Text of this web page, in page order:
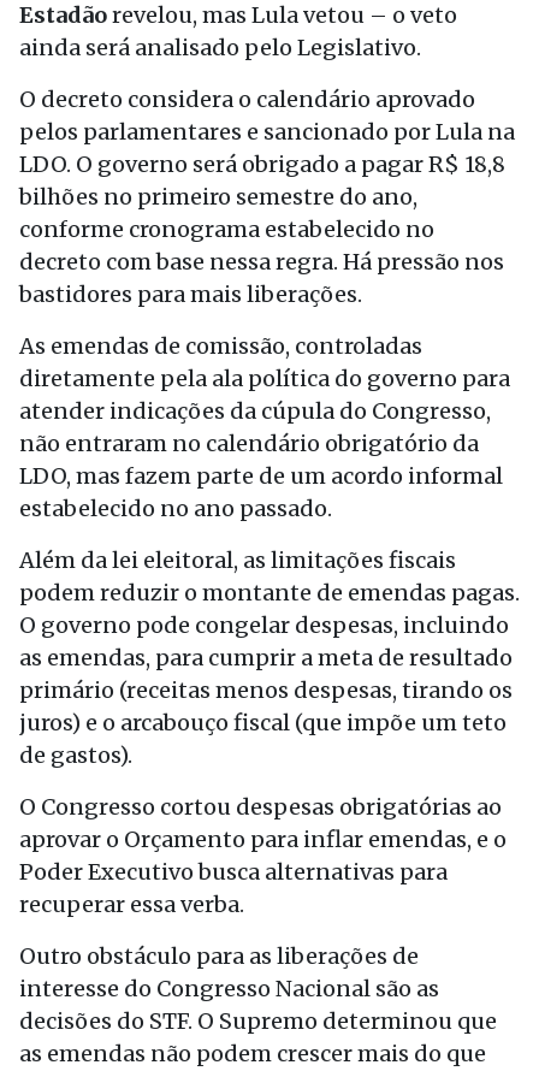
Estadãorevelou, mas Lula vetou – o veto
ainda será analisado pelo Legislativo.
O decreto considera o calendário aprovado
pelos parlamentares e sancionado por Lula na
LDO. O governo será obrigado a pagar R$ 18,8
bilhões no primeiro semestre do ano,
conforme cronograma estabelecido no
decreto com base nessa regra. Há pressão nos
bastidores para mais liberações.
As emendas de comissão, controladas
diretamente pela ala política do governo para
atender indicações da cúpula do Congresso,
não entraram no calendário obrigatório da
LDO, mas fazem parte de um acordo informal
estabelecido no ano passado.
Além da lei eleitoral, as limitações fiscais
podem reduzir o montante de emendas pagas.
O governo pode congelar despesas, incluindo
as emendas, para cumprir a meta de resultado
primário (receitas menos despesas, tirando os
juros) e o arcabouço fiscal (que impõe um teto
de gastos).
O Congresso cortou despesas obrigatórias ao
aprovar o Orçamento para inflar emendas, e o
Poder Executivo busca alternativas para
recuperar essa verba.
Outro obstáculo para as liberações de
interesse do Congresso Nacional são as
decisões do STF. O Supremo determinou que
as emendas não podem crescer mais do que